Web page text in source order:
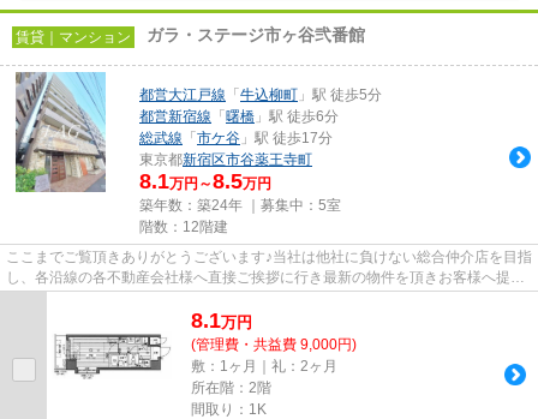
賃貸｜マンション ガラ・ステージ市ヶ谷弐番館
都営大江戸線 「 牛込柳町 」駅 徒歩5分
都営新宿線 「 曙橋 」駅 徒歩6分
総武線 「 市ケ谷 」駅 徒歩17分
東京都新宿区市谷薬王寺町
8.1万円～8.5万円
築年数：築24年 ｜募集中： 5室
階数：12階建
ここまでご覧頂きありがとうございます♪当社は他社に負けない総合仲介店を目指
し、各沿線の各不動産会社様へ直接ご挨拶に行き最新の物件を頂きお客様へ提供
8.1万円
(管理費・共益費 9,000円)
敷：1ヶ月｜礼：2ヶ月
所在階：2階
間取り：1K